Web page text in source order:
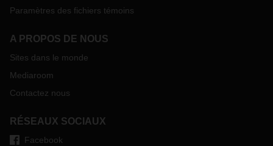
Paramètres des fichiers témoins
A PROPOS DE NOUS
Sites dans le monde
Mediaroom
Contactez nous
RÉSEAUX SOCIAUX
Facebook